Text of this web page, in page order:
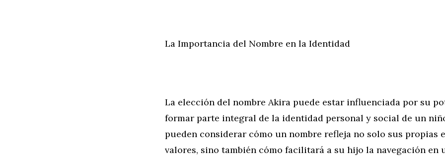
La Importancia del Nombre en la Identidad
La elección del nombre Akira puede estar influenciada por su
formar parte integral de la identidad personal y social de un
pueden considerar cómo un nombre refleja no solo sus propias
valores, sino también cómo facilitará a su hijo la navegación en